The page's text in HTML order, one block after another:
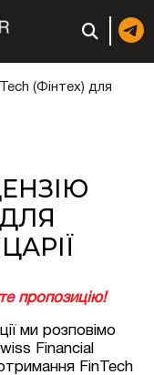
(Фінтех) для
ДЛЯ
пропозицію!
ми розповімо
Financial
FinTech